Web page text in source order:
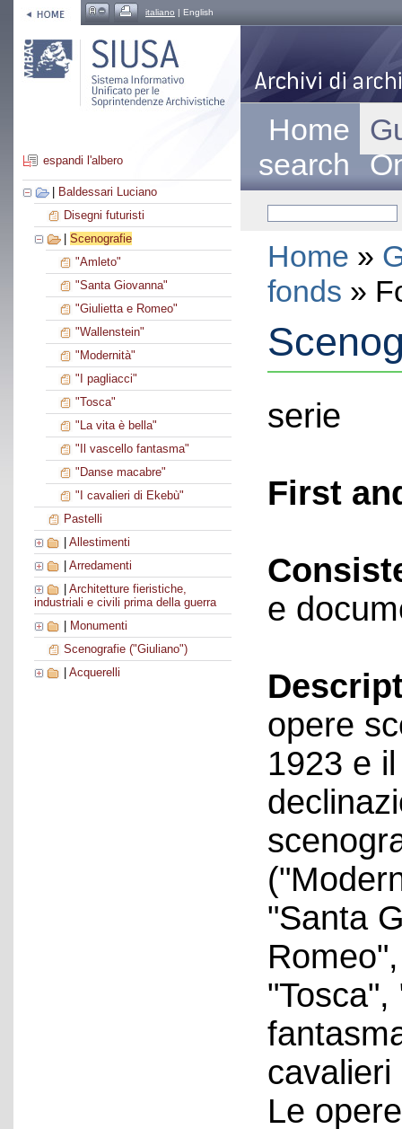
italiano | English
espandi l'albero
Baldessari Luciano
Disegni futuristi
Scenografie
"Amleto"
"Santa Giovanna"
"Giulietta e Romeo"
"Wallenstein"
"Modernità"
"I pagliacci"
"Tosca"
"La vita è bella"
"Il vascello fantasma"
"Danse macabre"
"I cavalieri di Ekebù"
Pastelli
Allestimenti
Arredamenti
Architetture fieristiche,
industriali e civili prima della guerra
Monumenti
Scenografie ("Giuliano")
Acquerelli
Home
search
Home »
fonds »
serie
First
e
opere
1923 e
"Santa
Le